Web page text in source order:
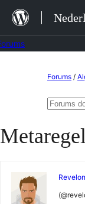
naar
de
Forums /
Zoeken
Revelon